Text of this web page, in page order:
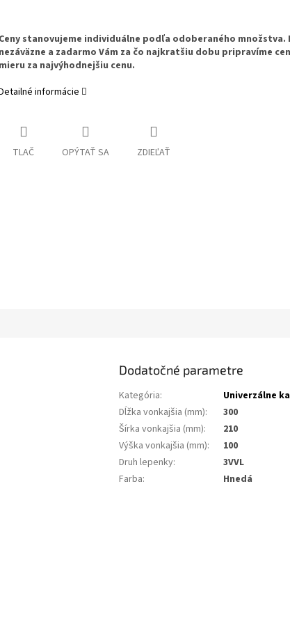
Ceny stanovujeme individuálne podľa odoberaného množstva.
nezáväzne a zadarmo Vám za čo najkratšiu dobu pripravíme
mieru za najvýhodnejšiu cenu.
informácie
TLAČ OPÝTAŤ SA ZDIEĽAŤ
Dodatočné parametre
Kategória:
Univerzálne
Dĺžka vonkajšia (mm):
300
Šírka vonkajšia (mm):
210
Výška vonkajšia (mm):
100
Druh lepenky:
3VVL
Farba: Hnedá